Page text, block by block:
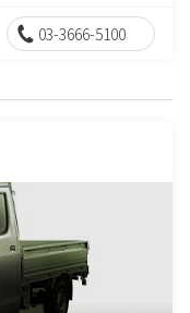
03-3666-5100